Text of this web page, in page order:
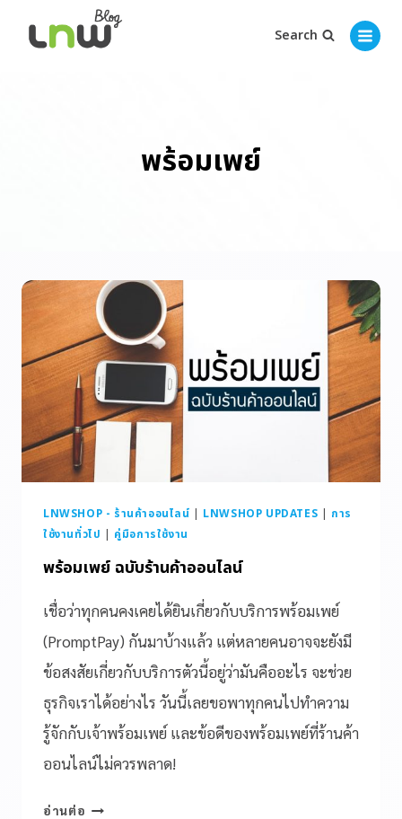
Search
พร้อมเพย์
LNWSHOP - ร้านค้าออนไลน์ | LNWSHOP UPDATES | การ
ใช้งานทั่วไป | คู่มือการใช้งาน
พร้อมเพย์ ฉบับร้านค้าออนไลน์
เชื่อว่าทุกคนคงเคยได้ยินเกี่ยวกับบริการพร้อมเพย์
(PromptPay) กันมาบ้างแล้ว แต่หลายคนอาจจะยังมี
ข้อสงสัยเกี่ยวกับบริการตัวนี้อยู่ว่ามันคืออะไร จะช่วย
ธุรกิจเราได้อย่างไร วันนี้เลยขอพาทุกคนไปทำความ
รู้จักกับเจ้าพร้อมเพย์ และข้อดีของพร้อมเพย์ที่ร้านค้า
ออนไลน์ไม่ควรพลาด!
อ่านต่อ